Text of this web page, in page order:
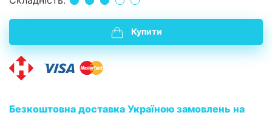
Купити
Безкоштовна доставка Україною замовлень на